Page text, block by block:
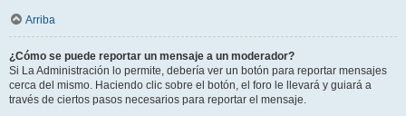
Arriba
¿Cómo se puede reportar un mensaje a un moderador?
Si La Administración lo permite, debería ver un botón para reportar mensajes
cerca del mismo. Haciendo clic sobre el botón, el foro le llevará y guiará a
través de ciertos pasos necesarios para reportar el mensaje.